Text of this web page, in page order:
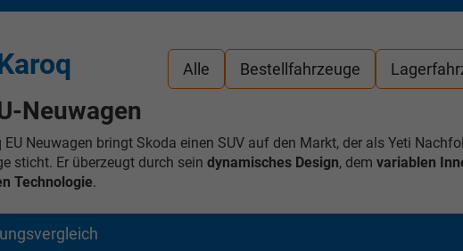
Alle Bestellfahrzeuge
Neuwagen
EU Neuwagen bringt Skoda einen SUV auf den Markt, der als Yeti
sticht. Er überzeugt durch sein dynamisches Design, dem variablen
Technologie.